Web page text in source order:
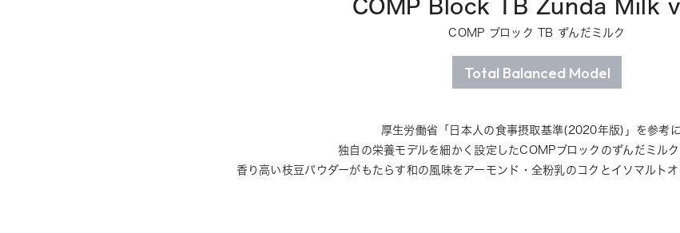
COMP Block TB Zunda Milk
COMP ブロック TB ずんだミルク
Total Balanced Model
厚生労働省「日本人の食事摂取基準(2020年版)」を参考に
独自の栄養モデルを細かく設定したCOMPブロックのずんだミルク
香り高い枝豆パウダーがもたらす和の風味をアーモンド・全粉乳のコクとイソマルト